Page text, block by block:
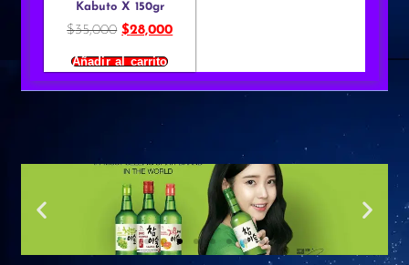
Kabuto X 150gr
$35,000 $28,000
Añadir al carrito